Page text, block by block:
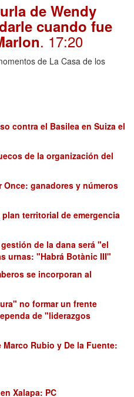
de Wendy
cuando fue
. 17:20
de La Casa de los
contra el Basilea en Suiza el
de la organización del
Once: ganadores y números
territorial de emergencia
de la dana será "el
urnas: "Habrá Botànic III"
se incorporan al
no formar un frente
de "liderazgos
Rubio y De la Fuente:
Xalapa: PC